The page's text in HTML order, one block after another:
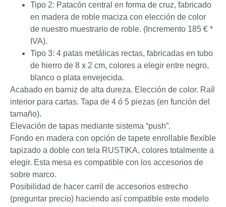
Tipo 2: Patacón central en forma de cruz, fabricado
en madera de roble maciza con elección de color
de nuestro muestrario de roble. (Incremento 185 € *
IVA).
Tipo 3: 4 patas metálicas rectas, fabricadas en tubo
de hierro de 8 x 2 cm, colores a elegir entre negro,
blanco o plata envejecida.
Acabado en barniz de alta dureza. Elección de color. Raíl
interior para cartas. Tapa de 4 ó 5 piezas (en función del
tamaño).
Elevación de tapas mediante sistema “push”.
Fondo en madera con opción de tapete enrollable flexible
tapizado a doble con tela RUSTIKA, colores totalmente a
elegir. Esta mesa es compatible con los accesorios de
sobre marco.
Posibilidad de hacer carril de accesorios estrecho
(preguntar precio) haciendo así compatible este modelo